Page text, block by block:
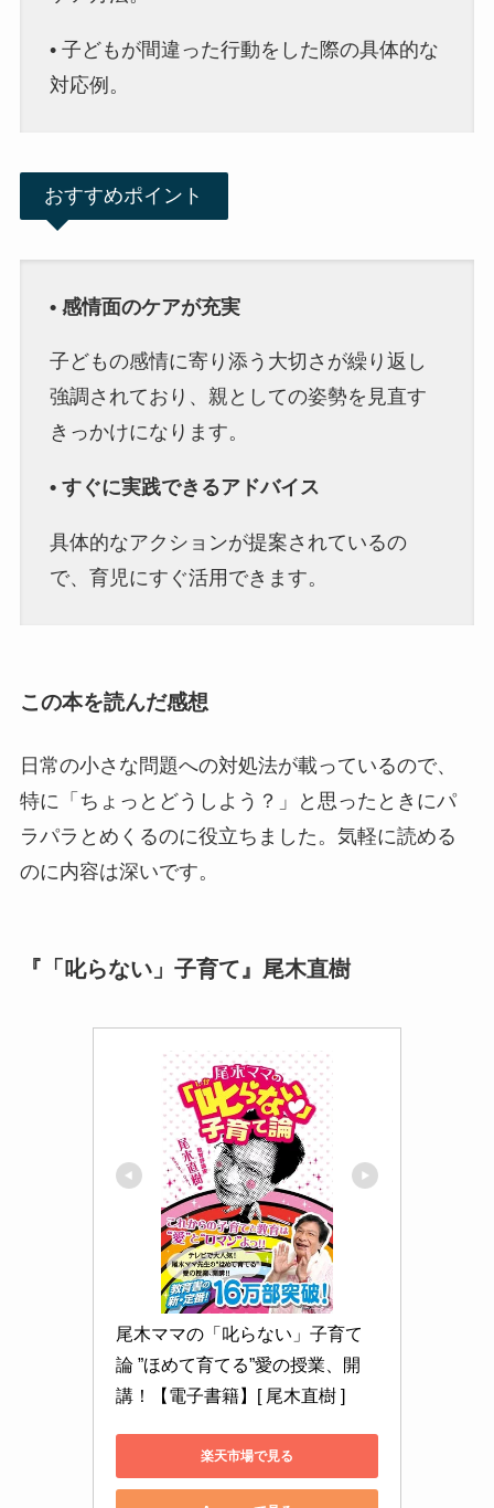
• 子どもが間違った行動をした際の具体的な
対応例。
おすすめポイント
• 感情面のケアが充実
子どもの感情に寄り添う大切さが繰り返し
強調されており、親としての姿勢を見直す
きっかけになります。
• すぐに実践できるアドバイス
具体的なアクションが提案されているの
で、育児にすぐ活用できます。
この本を読んだ感想
日常の小さな問題への対処法が載っているので、
特に「ちょっとどうしよう？」と思ったときにパ
ラパラとめくるのに役立ちました。気軽に読める
のに内容は深いです。
『「叱らない」子育て』尾木直樹
尾木ママの「叱らない」子育て
論 ”ほめて育てる”愛の授業、開
講！【電子書籍】[ 尾木直樹 ]
楽天市場で見る